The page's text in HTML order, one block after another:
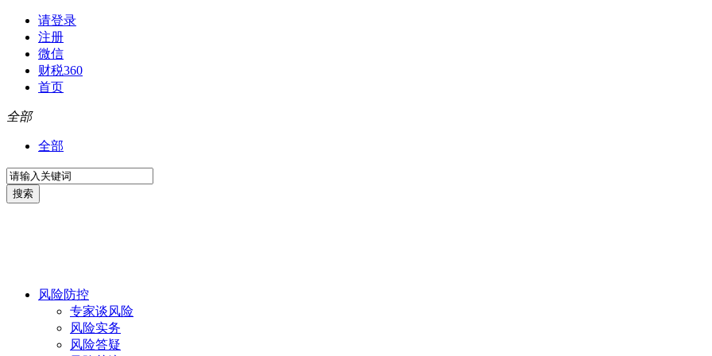
请登录
注册
微信
财税360
首页
全部
全部
风险防控
专家谈风险
风险实务
风险答疑